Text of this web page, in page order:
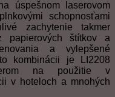
úspešnom laserovom
schopnosťami
zachytenie takmer
papierových štítkov a
a vylepšené
kombinácii je LI2208
na použitie v
v hoteloch a mnohých